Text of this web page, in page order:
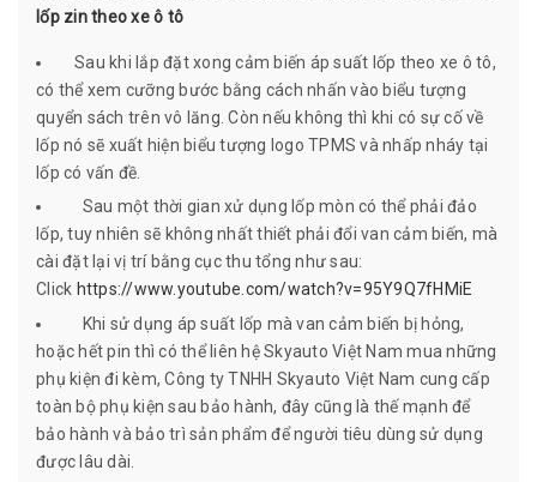
lốp zin theo xe ô tô
Sau khi lắp đặt xong cảm biến áp suất lốp theo xe ô tô,
có thể xem cưỡng bước bằng cách nhấn vào biểu tượng
quyển sách trên vô lăng. Còn nếu không thì khi có sự cố về
lốp nó sẽ xuất hiện biểu tượng logo TPMS và nhấp nháy tại
lốp có vấn đề.
Sau một thời gian xử dụng lốp mòn có thể phải đảo
lốp, tuy nhiên sẽ không nhất thiết phải đổi van cảm biến, mà
cài đặt lại vị trí bằng cục thu tổng như sau:
Click https://www.youtube.com/watch?v=95Y9Q7fHMiE
Khi sử dụng áp suất lốp mà van cảm biến bị hỏng,
hoặc hết pin thì có thể liên hệ Skyauto Việt Nam mua những
phụ kiện đi kèm, Công ty TNHH Skyauto Việt Nam cung cấp
toàn bộ phụ kiện sau bảo hành, đây cũng là thế mạnh để
bảo hành và bảo trì sản phẩm để người tiêu dùng sử dụng
được lâu dài.